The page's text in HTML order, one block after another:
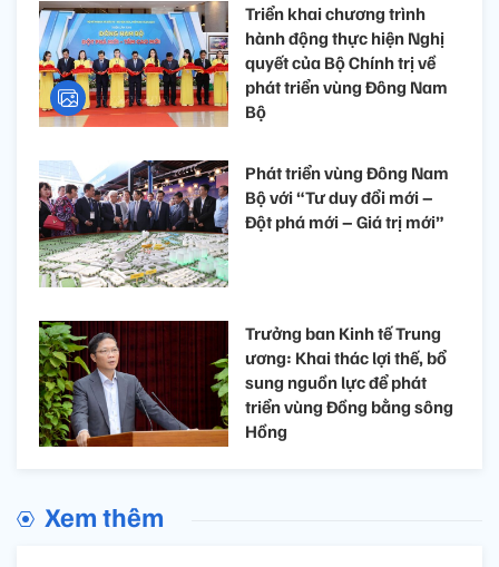
Triển khai chương trình
hành động thực hiện Nghị
quyết của Bộ Chính trị về
phát triển vùng Đông Nam
Bộ
Phát triển vùng Đông Nam
Bộ với “Tư duy đổi mới –
Đột phá mới – Giá trị mới”
Trưởng ban Kinh tế Trung
ương: Khai thác lợi thế, bổ
sung nguồn lực để phát
triển vùng Đồng bằng sông
Hồng
Xem thêm